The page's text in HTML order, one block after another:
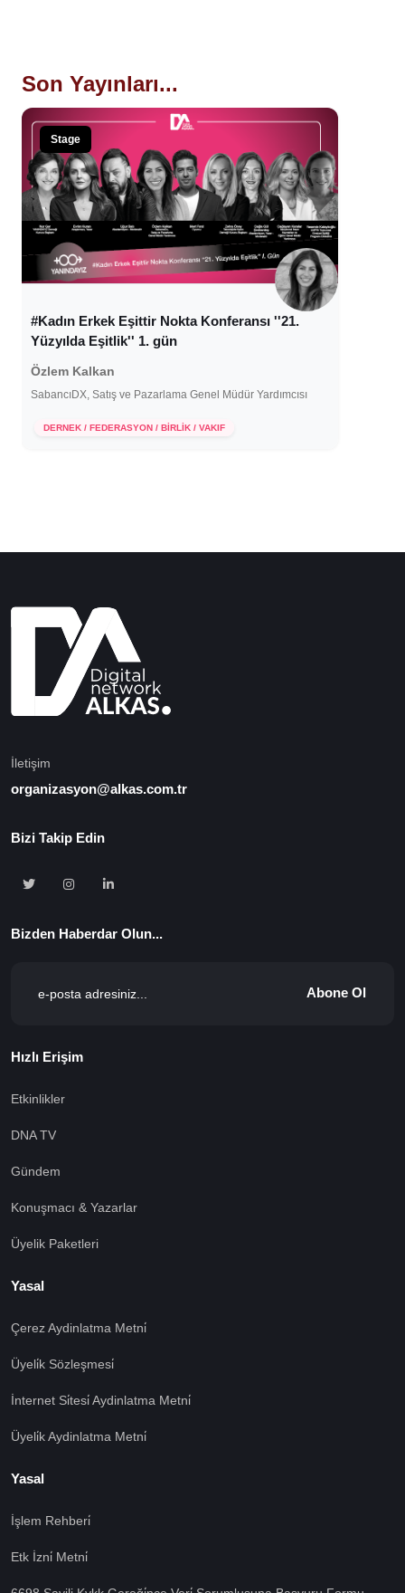
Son Yayınları...
Stage
#Kadın Erkek Eşittir Nokta Konferansı ''21.
Yüzyılda Eşitlik'' 1. gün
Özlem Kalkan
SabancıDX, Satış ve Pazarlama Genel Müdür Yardımcısı
DERNEK / FEDERASYON / BİRLİK / VAKIF
İletişim
organizasyon@alkas.com.tr
Bizi Takip Edin
Bizden Haberdar Olun...
Abone Ol
Hızlı Erişim
Etkinlikler
DNA TV
Gündem
Konuşmacı & Yazarlar
Üyelik Paketleri
Yasal
Çerez Aydinlatma Metni̇
Üyeli̇k Sözleşmesi̇
İnternet Si̇tesi̇ Aydinlatma Metni̇
Üyeli̇k Aydinlatma Metni̇
Yasal
İşlem Rehberi̇
Etk İzni̇ Metni̇
🍪 Çerez Kullanıyoruz!